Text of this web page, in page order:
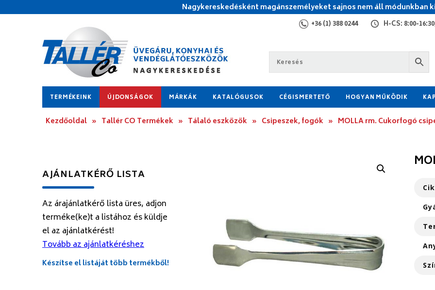
Nagykereskedésként magánszemélyeket sajnos nem áll módunkban
+36 (1) 388 0244 H-CS: 8:00-
TERMÉKEINK ÚJDONSÁGOK MÁRKÁK KATALÓGUSOK CÉGISMERTETŐ HOGYAN MŰKÖDIK
Kezdőoldal » Tallér CO Termékek » Tálaló eszközök » Csipeszek, fogók » MOLLA rm. Cukorfogó
AJÁNLATKÉRŐ LISTA
Az árajánlatkérő lista üres, adjon
terméke(ke)t a listához és küldje
el az ajánlatkérést!
Tovább az ajánlatkéréshez
Készítse el listáját több termékből!